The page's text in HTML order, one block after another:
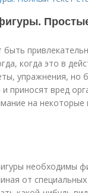
быть
когда это в
упражнения, но
приносят вред
на
необходимы
от